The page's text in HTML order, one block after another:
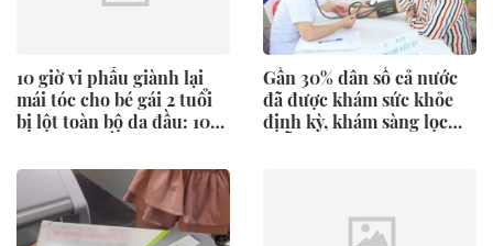
10 giờ vi phẫu giành lại
mái tóc cho bé gái 2 tuổi
bị lột toàn bộ da đầu: 10
xảy ra tại Bệnh viện Việt
Gần 30% dân số cả nước
đã được khám sức khỏe
định kỳ, khám sàng lọc